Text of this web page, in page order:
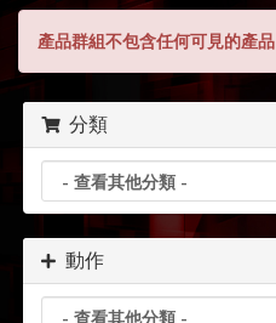
產品群組不包含任何可見的產品
分類
動作